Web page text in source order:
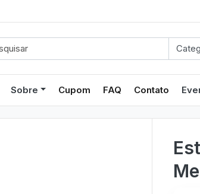
Sobre Cupom FAQ Contato